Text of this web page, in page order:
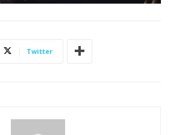
Twitter